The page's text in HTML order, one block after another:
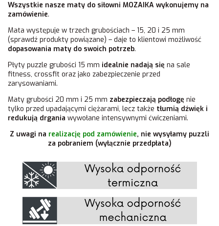
Wszystkie nasze maty do siłowni MOZAIKA wykonujemy na
zamówienie.
Mata występuje w trzech grubościach – 15, 20 i 25 mm
(sprawdź produkty powiązane) – daje to klientowi możliwość
dopasowania maty do swoich potrzeb.
Płyty puzzle grubości 15 mm idealnie nadają się na sale
fitness, crossfit oraz jako zabezpieczenie przed
zarysowaniami.
Maty grubości 20 mm i 25 mm zabezpieczają podłogę nie
tylko przed upadającymi ciężarami, lecz także tłumią dźwięk i
redukują drgania wywołane intensywnymi ćwiczeniami.
Z uwagi na realizację pod zamówienie, nie wysyłamy puzzli
za pobraniem (wyłącznie przedpłata)